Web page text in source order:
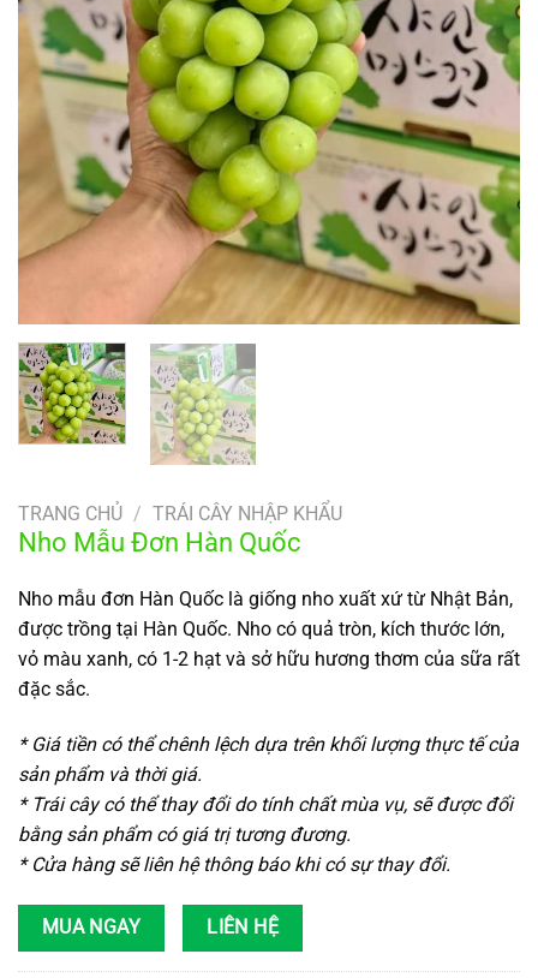
TRANG CHỦ / TRÁI CÂY NHẬP KHẨU
Nho Mẫu Đơn Hàn Quốc
Nho mẫu đơn Hàn Quốc là giống nho xuất xứ từ Nhật Bản,
được trồng tại Hàn Quốc. Nho có quả tròn, kích thước lớn,
vỏ màu xanh, có 1-2 hạt và sở hữu hương thơm của sữa rất
đặc sắc.
* Giá tiền có thể chênh lệch dựa trên khối lượng thực tế của
sản phẩm và thời giá.
* Trái cây có thể thay đổi do tính chất mùa vụ, sẽ được đổi
bằng sản phẩm có giá trị tương đương.
* Cửa hàng sẽ liên hệ thông báo khi có sự thay đổi.
MUA NGAY LIÊN HỆ